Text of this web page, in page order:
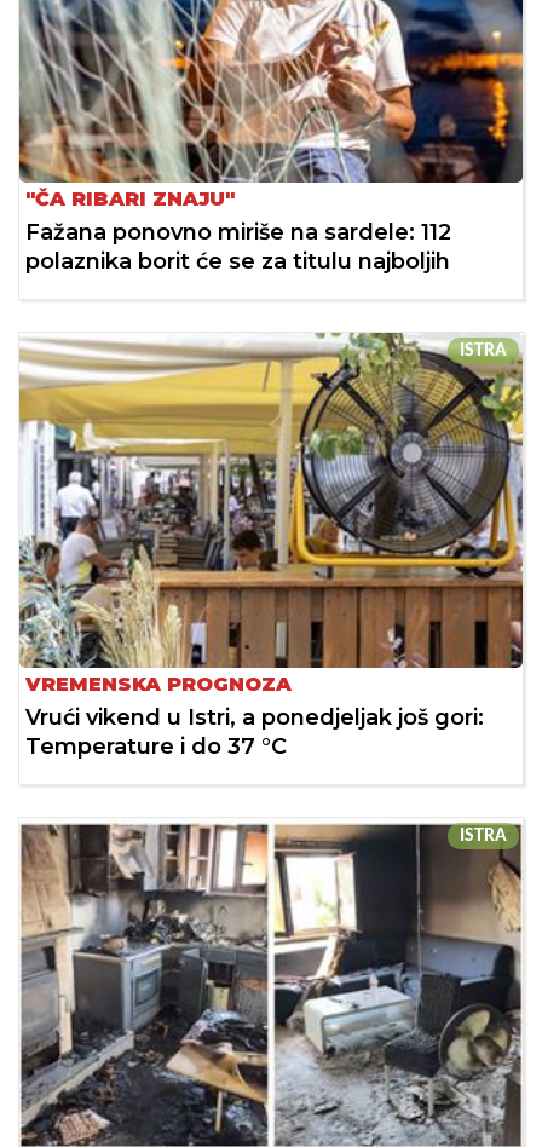
"ČA RIBARI ZNAJU"
Fažana ponovno miriše na sardele: 112
polaznika borit će se za titulu najboljih
ISTRA
VREMENSKA PROGNOZA
Vrući vikend u Istri, a ponedjeljak još gori:
Temperature i do 37 °C
ISTRA